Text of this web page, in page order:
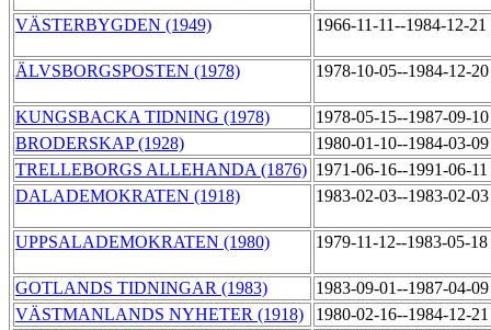
VÄSTERBYGDEN (1949) 1966-11-11--1984-12-21
ÄLVSBORGSPOSTEN (1978) 1978-10-05--1984-12-
KUNGSBACKA TIDNING (1978)
1978-05-15--1987-09-
BRODERSKAP (1928)
1980-01-10--1984-03-
TRELLEBORGS ALLEHANDA (1876) 1971-06-16--1991-06-11
DALADEMOKRATEN (1918)
1983-02-03--1983-02-
UPPSALADEMOKRATEN (1980) 1979-11-12--1983-05-18
GOTLANDS TIDNINGAR (1983)
1983-09-01--1987-04-
VÄSTMANLANDS NYHETER (1918)
1980-02-16--1984-12-